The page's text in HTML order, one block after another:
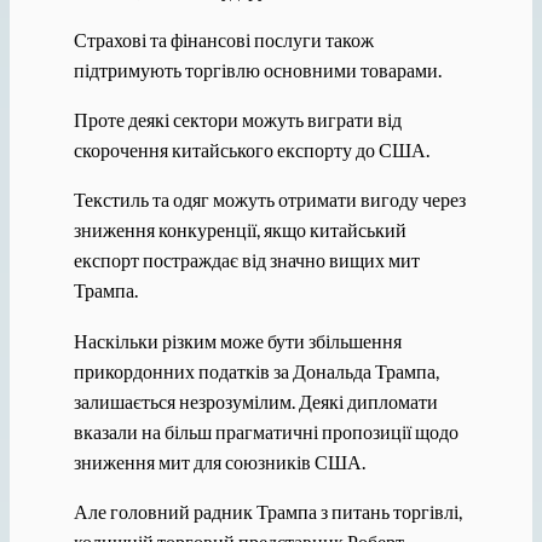
Страхові та фінансові послуги також
підтримують торгівлю основними товарами.
Проте деякі сектори можуть виграти від
скорочення китайського експорту до США.
Текстиль та одяг можуть отримати вигоду через
зниження конкуренції, якщо китайський
експорт постраждає від значно вищих мит
Трампа.
Наскільки різким може бути збільшення
прикордонних податків за Дональда Трампа,
залишається незрозумілим. Деякі дипломати
вказали на більш прагматичні пропозиції щодо
зниження мит для союзників США.
Але головний радник Трампа з питань торгівлі,